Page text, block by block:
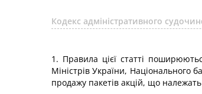
Кодекс адміністративного
1. Правила цієї статті
Міністрів України, Національного
продажу пакетів акцій, що належать